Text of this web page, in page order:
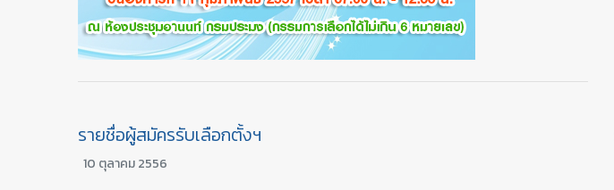
รายชื่อผู้สมัครรับเลือกตั้งฯ
10 ตุลาคม 2556